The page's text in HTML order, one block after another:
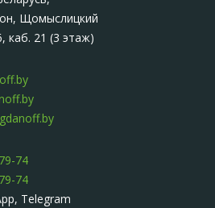
Щомыслицкий
каб. 21 (3 этаж)
74
74
Telegram